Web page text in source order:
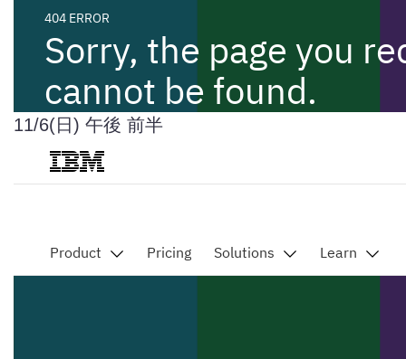
11/6(日) 午後 前半